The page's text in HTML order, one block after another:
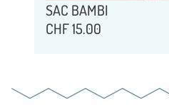
SAC BAMBI
CHF15.00